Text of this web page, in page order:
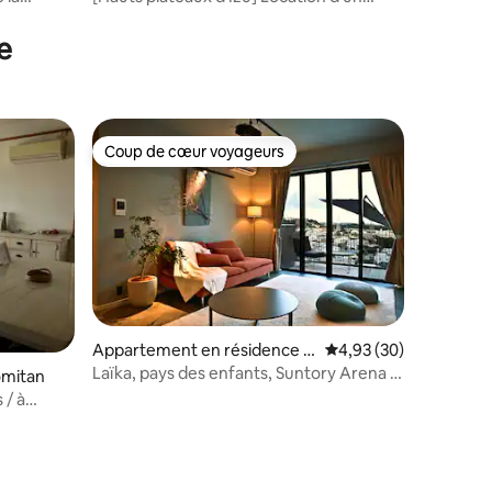
/ à
Coup de cœur voyageurs
Coup de cœur voyageurs
Appartement en résidence ⋅
Okinawa
Évaluation moyenne
4,93 (30)
Laïka, pays des enfants, Suntory Arena /